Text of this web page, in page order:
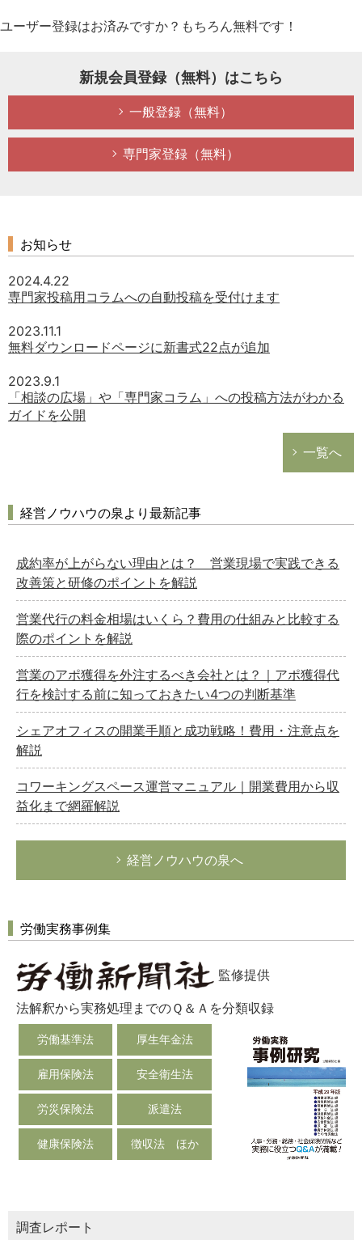
ユーザー登録はお済みですか？もちろん無料です！
新規会員登録（無料）はこちら
一般登録（無料）
専門家登録（無料）
お知らせ
2024.4.22
専門家投稿用コラムへの自動投稿を受付けます
2023.11.1
無料ダウンロードページに新書式22点が追加
2023.9.1
「相談の広場」や「専門家コラム」への投稿方法がわかる
ガイドを公開
一覧へ
経営ノウハウの泉より最新記事
成約率が上がらない理由とは？ 営業現場で実践できる
改善策と研修のポイントを解説
営業代行の料金相場はいくら？費用の仕組みと比較する
際のポイントを解説
営業のアポ獲得を外注するべき会社とは？｜アポ獲得代
行を検討する前に知っておきたい4つの判断基準
シェアオフィスの開業手順と成功戦略！費用・注意点を
解説
コワーキングスペース運営マニュアル｜開業費用から収
益化まで網羅解説
経営ノウハウの泉へ
労働実務事例集
監修提供
法解釈から実務処理までのＱ＆Ａを分類収録
労働基準法 厚生年金法
雇用保険法 安全衛生法
労災保険法 派遣法
健康保険法 徴収法 ほか
調査レポート
ポイントランキング100!
年代
株式情報
資本金
売上規模
業種
現業務経験年